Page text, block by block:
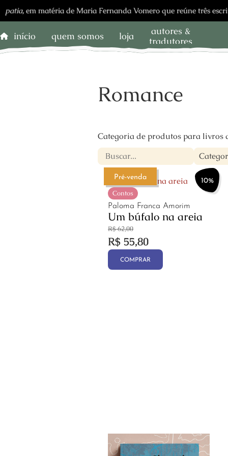
em matéria de Maria Fernanda Vomero que reúne três escritores
início quem somos loja
autores &
tradutores
Romance
Categoria de produtos para livros
10%
Pré-venda
Contos
Paloma Franca Amorim
Um búfalo na areia
R$62,00
R$ 55,80
COMPRAR